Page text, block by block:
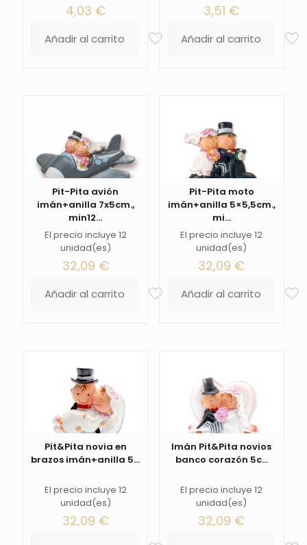
4,03 €
Añadir al carrito
3,51 €
Añadir al carrito
Pit-Pita avión
imán+anilla 7x5cm.,
min12...
El precio incluye 12
unidad(es)
32,09 €
Añadir al carrito
Pit-Pita moto
imán+anilla 5×5,5cm.,
mi...
El precio incluye 12
unidad(es)
32,09 €
Añadir al carrito
Pit&Pita novia en
brazos imán+anilla 5...
El precio incluye 12
unidad(es)
32,09 €
Imán Pit&Pita novios
banco corazón 5c...
El precio incluye 12
unidad(es)
32,09 €